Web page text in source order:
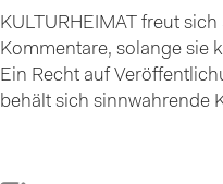
KULTURHEIMAT freut
Kommentare, solange sie
Ein Recht auf
behält sich sinnwahrende